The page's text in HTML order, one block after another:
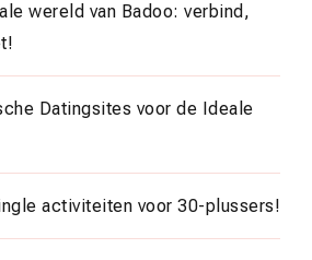
wereld van Badoo: verbind,
Datingsites voor de Ideale
activiteiten voor 30-plussers!